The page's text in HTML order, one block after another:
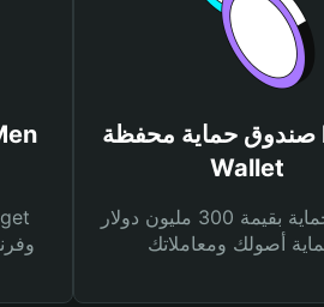
صندوق حماية محفظة Bitget
Wallet
صندوق حماية بقيمة 300 مليون دولار